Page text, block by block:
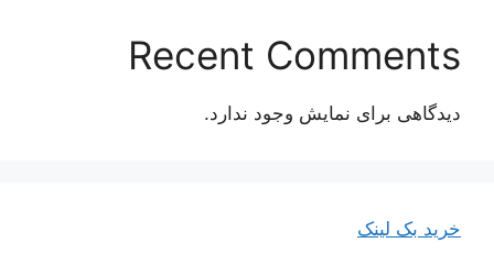
Recent Comments
دیدگاهی برای نمایش وجود ندارد.
خرید بک لینک